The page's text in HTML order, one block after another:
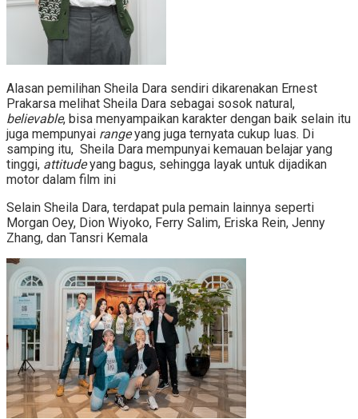
Alasan pemilihan Sheila Dara sendiri dikarenakan Ernest
Prakarsa melihat Sheila Dara sebagai sosok natural,
believable, bisa menyampaikan karakter dengan baik selain itu
juga mempunyai rangeyang juga ternyata cukup luas. Di
samping itu, Sheila Dara mempunyai kemauan belajar yang
tinggi, attitudeyang bagus, sehingga layak untuk dijadikan
motor dalam film ini
Selain Sheila Dara, terdapat pula pemain lainnya seperti
Morgan Oey, Dion Wiyoko, Ferry Salim, Eriska Rein, Jenny
Zhang, dan Tansri Kemala